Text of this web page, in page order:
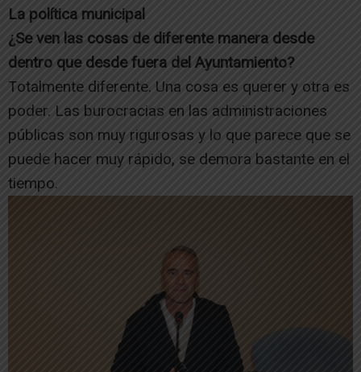
La política municipal
¿Se ven las cosas de diferente manera desde
dentro que desde fuera del Ayuntamiento?
Totalmente diferente. Una cosa es querer y otra es
poder. Las burocracias en las administraciones
públicas son muy rigurosas y lo que parece que se
puede hacer muy rápido, se demora bastante en el
tiempo.